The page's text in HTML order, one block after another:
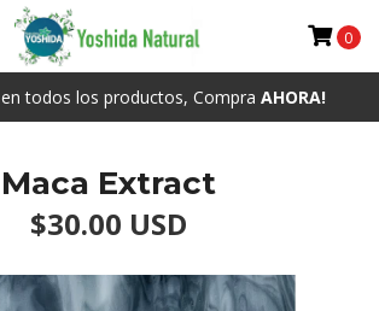
en todos los productos, Compra AHORA!
0
Maca Extract
$30.00 USD